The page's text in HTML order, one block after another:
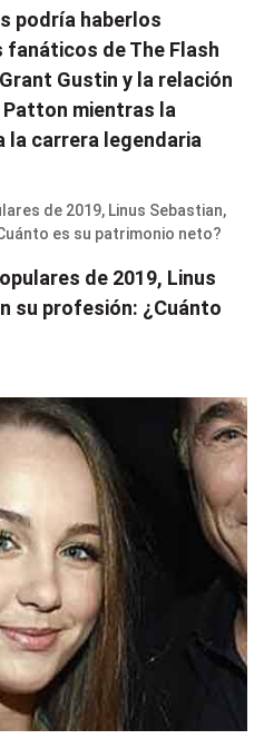
podría haberlos
de The Flash
Gustin y la relación
Patton mientras la
la carrera legendaria
de 2019, Linus
su profesión: ¿Cuánto